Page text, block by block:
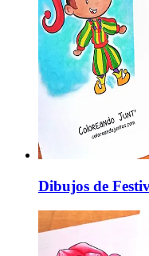
Dibujos de